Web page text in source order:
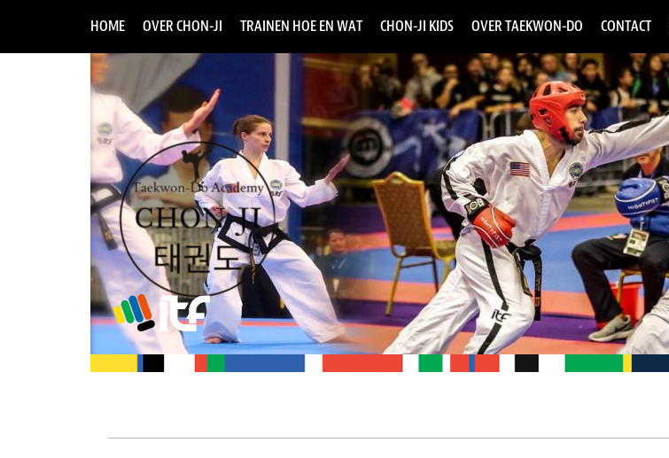
HOME OVER CHON-JI TRAINEN HOE EN WAT CHON-JI KIDS OVER TAEKWON-DO CONTACT